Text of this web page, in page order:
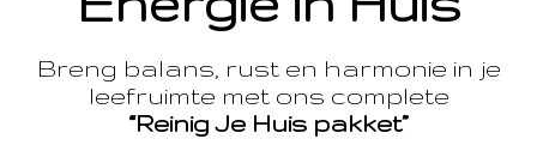
Breng balans, rust en harmonie in je
leefruimte met ons complete
“Reinig Je Huis pakket”